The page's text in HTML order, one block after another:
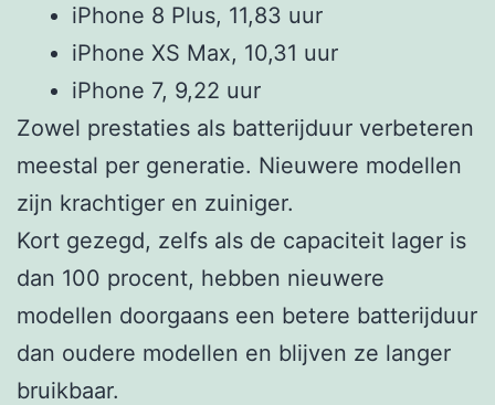
iPhone 8 Plus, 11,83 uur
iPhone XS Max, 10,31 uur
iPhone 7, 9,22 uur
Zowel prestaties als batterijduur verbeteren
meestal per generatie. Nieuwere modellen
zijn krachtiger en zuiniger.
Kort gezegd, zelfs als de capaciteit lager is
dan 100 procent, hebben nieuwere
modellen doorgaans een betere batterijduur
dan oudere modellen en blijven ze langer
bruikbaar.